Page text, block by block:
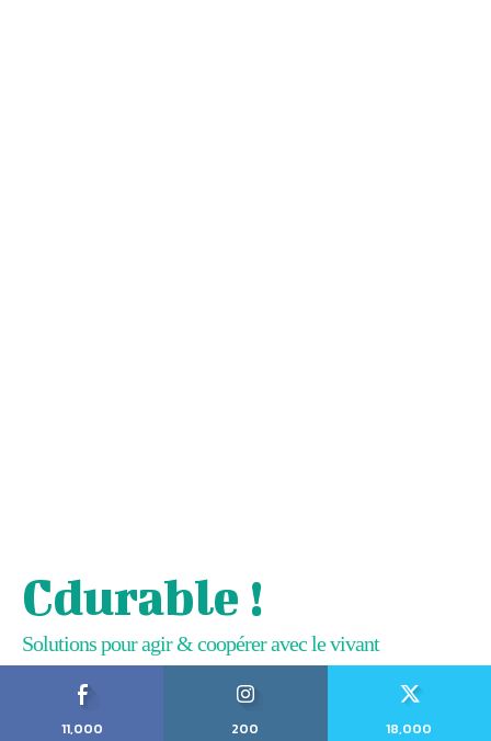
Cdurable !
Solutions pour agir & coopérer avec le vivant
11,000
200
18,000